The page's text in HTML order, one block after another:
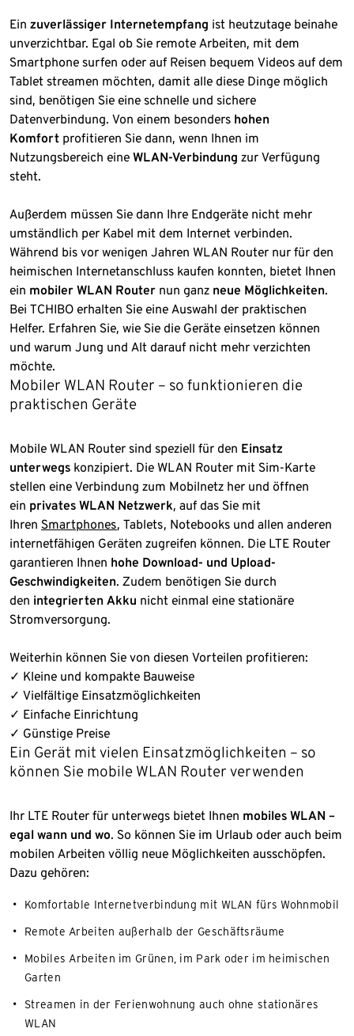
Ein zuverlässiger Internetempfang ist heutzutage beinahe
unverzichtbar. Egal ob Sie remote Arbeiten, mit dem
Smartphone surfen oder auf Reisen bequem Videos auf dem
Tablet streamen möchten, damit alle diese Dinge möglich
sind, benötigen Sie eine schnelle und sichere
Datenverbindung. Von einem besonders hohen
Komfort profitieren Sie dann, wenn Ihnen im
Nutzungsbereich eine WLAN-Verbindung zur Verfügung
steht.
Außerdem müssen Sie dann Ihre Endgeräte nicht mehr
umständlich per Kabel mit dem Internet verbinden.
Während bis vor wenigen Jahren WLAN Router nur für den
heimischen Internetanschluss kaufen konnten, bietet Ihnen
ein mobiler WLAN Router nun ganz neue Möglichkeiten.
Bei TCHIBO erhalten Sie eine Auswahl der praktischen
Helfer. Erfahren Sie, wie Sie die Geräte einsetzen können
und warum Jung und Alt darauf nicht mehr verzichten
möchte.
Mobiler WLAN Router – so funktionieren die
praktischen Geräte
Mobile WLAN Router sind speziell für den Einsatz
unterwegs konzipiert. Die WLAN Router mit Sim-Karte
stellen eine Verbindung zum Mobilnetz her und öffnen
ein privates WLAN Netzwerk, auf das Sie mit
Ihren Smartphones, Tablets, Notebooks und allen anderen
internetfähigen Geräten zugreifen können. Die LTE Router
garantieren Ihnen hohe Download- und Upload-
Geschwindigkeiten. Zudem benötigen Sie durch
den integrierten Akku nicht einmal eine stationäre
Stromversorgung.
Weiterhin können Sie von diesen Vorteilen profitieren:
✓ Kleine und kompakte Bauweise
✓ Vielfältige Einsatzmöglichkeiten
✓ Einfache Einrichtung
✓ Günstige Preise
Ein Gerät mit vielen Einsatzmöglichkeiten – so
können Sie mobile WLAN Router verwenden
Ihr LTE Router für unterwegs bietet Ihnen mobiles WLAN –
egal wann und wo. So können Sie im Urlaub oder auch beim
mobilen Arbeiten völlig neue Möglichkeiten ausschöpfen.
Dazu gehören:
Komfortable Internetverbindung mit WLAN fürs Wohnmobil
Remote Arbeiten außerhalb der Geschäftsräume
Mobiles Arbeiten im Grünen, im Park oder im heimischen
Garten
Streamen in der Ferienwohnung auch ohne stationäres
WLAN